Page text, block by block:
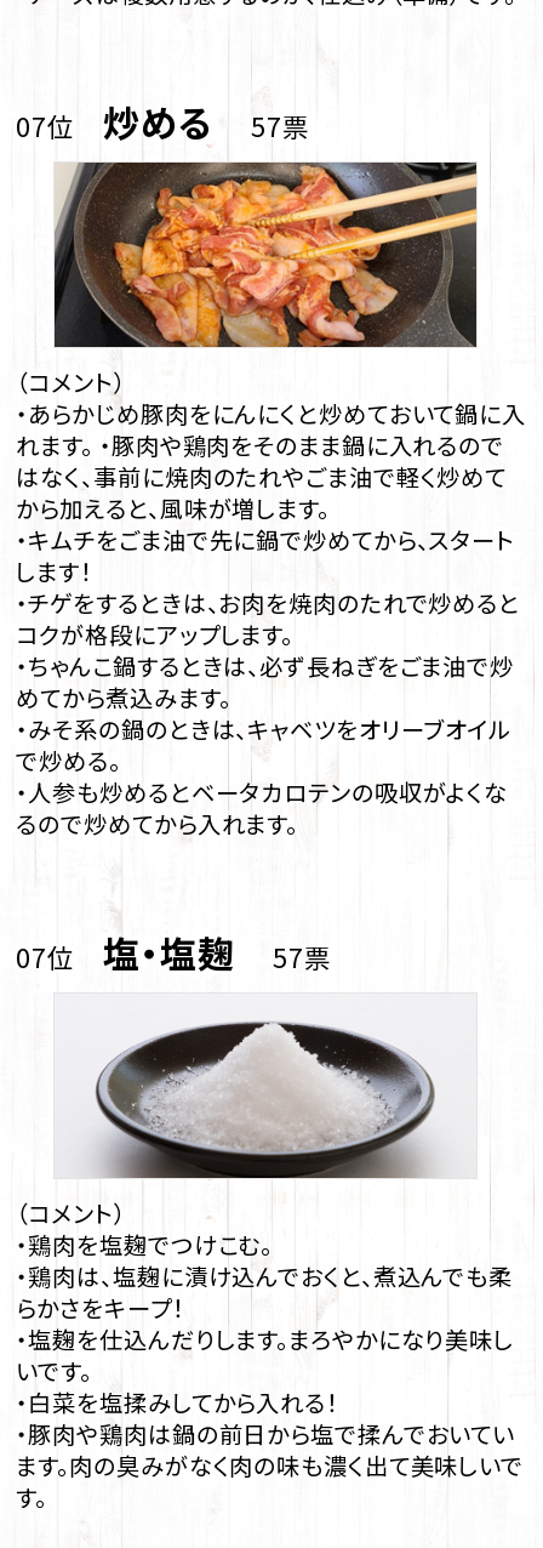
07位 炒める 57票
（コメント）
・あらかじめ豚肉をにんにくと炒めておいて鍋に入
れます。 ・豚肉や鶏肉をそのまま鍋に入れるので
はなく、事前に焼肉のたれやごま油で軽く炒めて
から加えると、風味が増します。
・キムチをごま油で先に鍋で炒めてから、スタート
します！
・チゲをするときは、お肉を焼肉のたれで炒めると
コクが格段にアップします。
・ちゃんこ鍋するときは、必ず長ねぎをごま油で炒
めてから煮込みます。
・みそ系の鍋のときは、キャベツをオリーブオイル
で炒める。
・人参も炒めるとベータカロテンの吸収がよくな
るので炒めてから入れます。
07位 塩・塩麹 57票
（コメント）
・鶏肉を塩麹でつけこむ。
・鶏肉は、塩麹に漬け込んでおくと、煮込んでも柔
らかさをキープ！
・塩麹を仕込んだりします。まろやかになり美味し
いです。
・白菜を塩揉みしてから入れる！
・豚肉や鶏肉は鍋の前日から塩で揉んでおいてい
ます。肉の臭みがなく肉の味も濃く出て美味しいで
す。